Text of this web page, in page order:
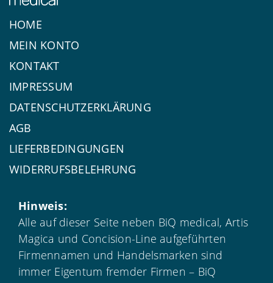
HOME
MEIN KONTO
KONTAKT
IMPRESSUM
DATENSCHUTZERKLÄRUNG
AGB
LIEFERBEDINGUNGEN
WIDERRUFSBELEHRUNG
Hinweis:
Alle auf dieser Seite neben BiQ medical, Artis
Magica und Concision-Line aufgeführten
Firmennamen und Handelsmarken sind
immer Eigentum fremder Firmen – BiQ